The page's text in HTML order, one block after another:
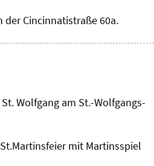
der Cincinnatistraße 60a.
Wolfgang am St.-Wolfgangs-
mit Martinsspiel